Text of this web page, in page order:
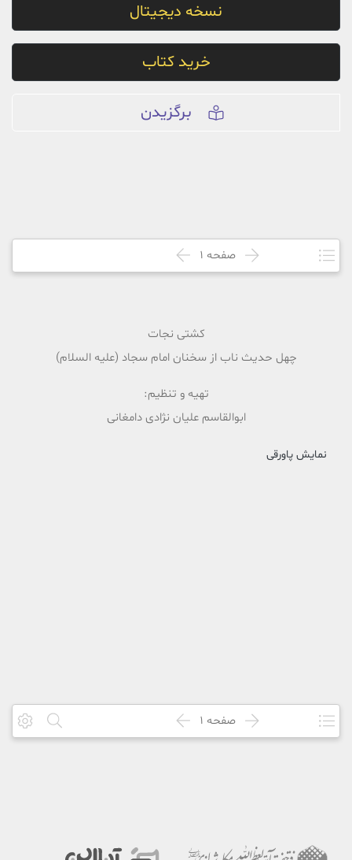
نسخه دیجیتال
خرید کتاب
برگزیدن
صفحه 1
کشتى نجات
چهل حدیث ناب از سخنان امام سجاد (علیه السلام)
تهیه و تنظیم:
ابوالقاسم علیان نژادى دامغانى
نمایش پاورقی
صفحه 1